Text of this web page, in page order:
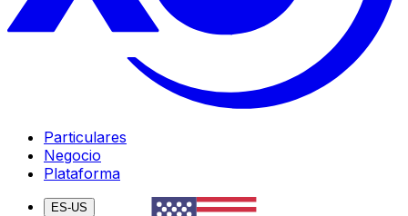
Particulares
Negocio
Plataforma
ES-US